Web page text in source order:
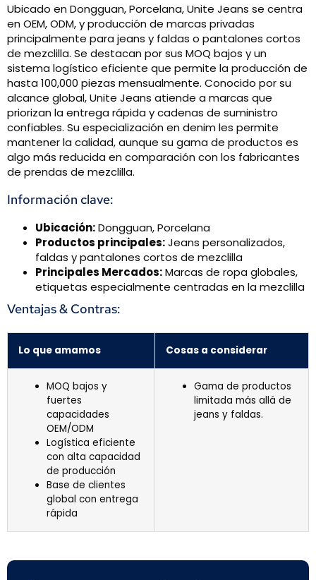
Ubicado en Dongguan, Porcelana, Unite Jeans se centra
en OEM, ODM, y producción de marcas privadas
principalmente para jeans y faldas o pantalones cortos
de mezclilla. Se destacan por sus MOQ bajos y un
sistema logístico eficiente que permite la producción de
hasta 100,000 piezas mensualmente. Conocido por su
alcance global, Unite Jeans atiende a marcas que
priorizan la entrega rápida y cadenas de suministro
confiables. Su especialización en denim les permite
mantener la calidad, aunque su gama de productos es
algo más reducida en comparación con los fabricantes
de prendas de mezclilla.
Información clave:
Ubicación:Dongguan, Porcelana
Productos principales:Jeans personalizados,
faldas y pantalones cortos de mezclilla
Principales Mercados:Marcas de ropa globales,
etiquetas especialmente centradas en la mezclilla
Ventajas & Contras:
Lo que amamos Cosas a considerar
MOQ bajos y
fuertes
capacidades
OEM/ODM
Logística eficiente
con alta capacidad
de producción
Base de clientes
global con entrega
rápida
Gama de productos
limitada más allá de
jeans y faldas.